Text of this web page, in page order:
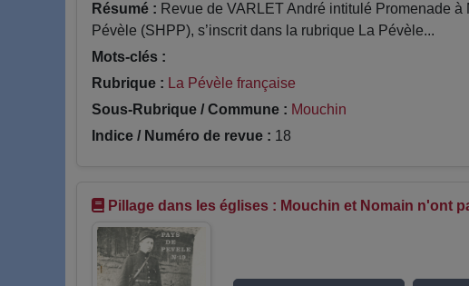
Résumé : Revue de VARLET André intitulé Promenade
Pévèle (SHPP), s’inscrit dans la rubrique La Pévèle...
Mots-clés :
Rubrique : La Pévèle française
Sous-Rubrique / Commune : Mouchin
Indice / Numéro de revue : 18
Pillage dans les églises : Mouchin et Nomain n'ont